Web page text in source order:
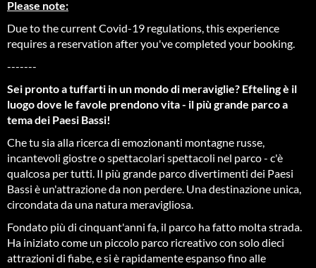
Please note:
Due to the current Covid-19 regulations, this experience
requires a reservation after you've completed your booking.
-------
Sei pronto a tuffarti in un mondo di meraviglie? Efteling è il
luogo dove le favole prendono vita - il più grande parco a
tema dei Paesi Bassi!
Che tu sia alla ricerca di emozionanti montagne russe,
incantevoli giostre o spettacolari spettacoli nel parco - c'è
qualcosa per tutti. Il più grande parco divertimenti dei Paesi
Bassi è un'attrazione da non perdere. Una destinazione unica,
circondata da una natura meravigliosa.
Fondato più di cinquant'anni fa, il parco ha fatto molta strada.
Ha iniziato come un piccolo parco ricreativo con solo dieci
attrazioni di fiabe, e si è rapidamente espanso fino alle